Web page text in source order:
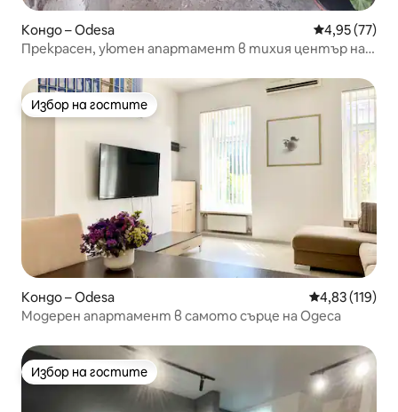
Кондо – Odesa Средна
4,95 (77)
Прекрасен, уютен апартамент в тихия център на
Избор на гостите
Избор на гостите
Кондо – Odesa Средна
4,83 (119)
Модерен апартамент в самото сърце на Одеса
Избор на гостите
Избор на гостите